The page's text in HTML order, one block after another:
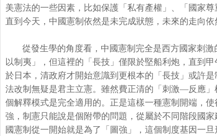
美憲法的一些因素，比如保護「私有產權」、「 國家
直到今天， 中國憲制依然是未完成狀態，未來的走向
從發生學的角度看，中國憲制完全是西方國家刺激
以制夷」，但這裡的「長技」 僅限於堅船利炮，直到
於日本，清政府才開始意識到更根本的「長技」 或許是
法改制無疑是君主立憲。雖然費正清的「刺激—反應」
個解釋模式是完全適用的。正是這樣一種憲制開端， 使
強， 制憲只能說是個附帶的問題， 從屬於不同階段國
國憲制從一開始就是為了「圖強」， 這個制度基因一